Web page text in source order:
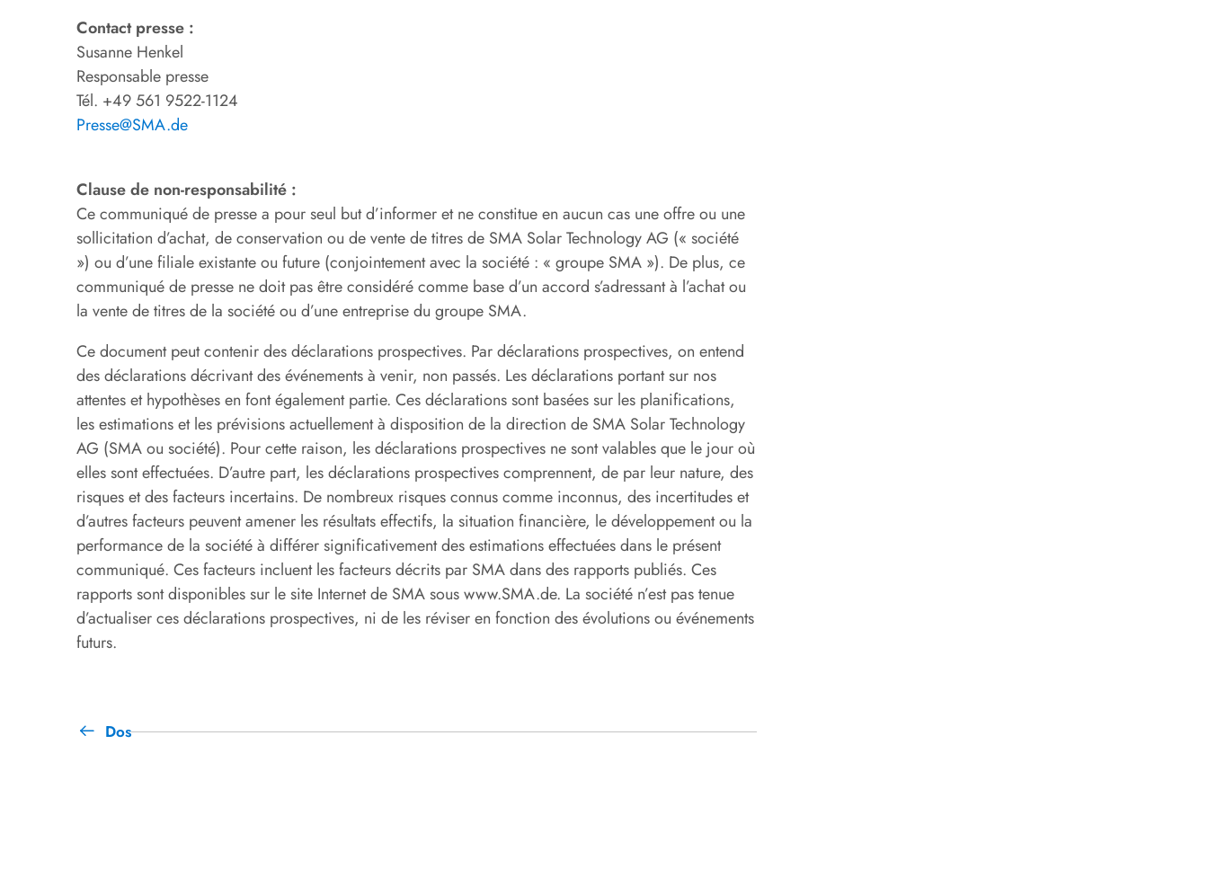
Contact presse :
Susanne Henkel
Responsable presse
Tél. +49 561 9522-1124
Presse@SMA.de
Clause de non-responsabilité :
Ce communiqué de presse a pour seul but d’informer et ne constitue en aucun cas une offre ou une
sollicitation d’achat, de conservation ou de vente de titres de SMA Solar Technology AG (« société
») ou d’une filiale existante ou future (conjointement avec la société : « groupe SMA »). De plus, ce
communiqué de presse ne doit pas être considéré comme base d’un accord s’adressant à l’achat ou
la vente de titres de la société ou d’une entreprise du groupe SMA.
Ce document peut contenir des déclarations prospectives. Par déclarations prospectives, on entend
des déclarations décrivant des événements à venir, non passés. Les déclarations portant sur nos
attentes et hypothèses en font également partie. Ces déclarations sont basées sur les planifications,
les estimations et les prévisions actuellement à disposition de la direction de SMA Solar Technology
AG (SMA ou société). Pour cette raison, les déclarations prospectives ne sont valables que le jour où
elles sont effectuées. D’autre part, les déclarations prospectives comprennent, de par leur nature, des
risques et des facteurs incertains. De nombreux risques connus comme inconnus, des incertitudes et
d’autres facteurs peuvent amener les résultats effectifs, la situation financière, le développement ou la
performance de la société à différer significativement des estimations effectuées dans le présent
communiqué. Ces facteurs incluent les facteurs décrits par SMA dans des rapports publiés. Ces
rapports sont disponibles sur le site Internet de SMA sous www.SMA.de. La société n’est pas tenue
d’actualiser ces déclarations prospectives, ni de les réviser en fonction des évolutions ou événements
futurs.
Dos